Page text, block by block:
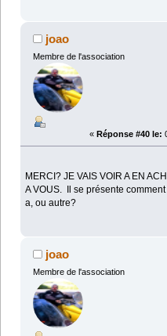
joao
Membre de l'association
« Réponse #40 le:
MERCI? JE VAIS VOIR A EN
A VOUS. Il se présente
a, ou autre?
joao
Membre de l'association